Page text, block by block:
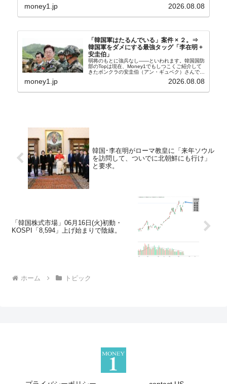
たといわれます（後述）。これは、いわゆる「塩田
money1.jp 2026.08.08
「韓国軍はたるんでいる」案件 × ２。⇒
韓国軍をダメにする最強タッグ「李在明 +
安圭伯」
弱将のもとに強兵なし――といわれます。韓国国防
部のTopは現在、Money1でもしつこくご紹介して
きたボンクラの安圭伯（アン・ギュベク）さんで
さんと「韓国初の文官上がり」の国防部長官安圭伯
money1.jp 2026.08.08
韓国･李在明がローマ教皇に「来年ソウル
を訪問して、ついでに北朝鮮にも行け」
と要求。
「韓国株式市場」06月16日(火)初動・
KOSPI「8,594」上げ始まりで陰線。
ホーム トピック